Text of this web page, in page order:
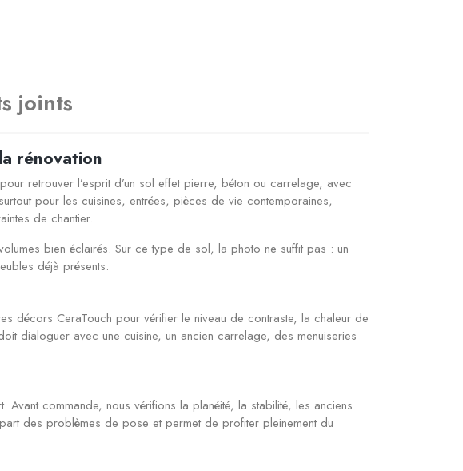
joints
rénovation
retrouver l’esprit d’un sol effet pierre, béton ou carrelage, avec
pour les cuisines, entrées, pièces de vie contemporaines,
de chantier.
bien éclairés. Sur ce type de sol, la photo ne suffit pas : un
déjà présents.
décors CeraTouch pour vérifier le niveau de contraste, la chaleur de
dialoguer avec une cuisine, un ancien carrelage, des menuiseries
commande, nous vérifions la planéité, la stabilité, les anciens
des problèmes de pose et permet de profiter pleinement du